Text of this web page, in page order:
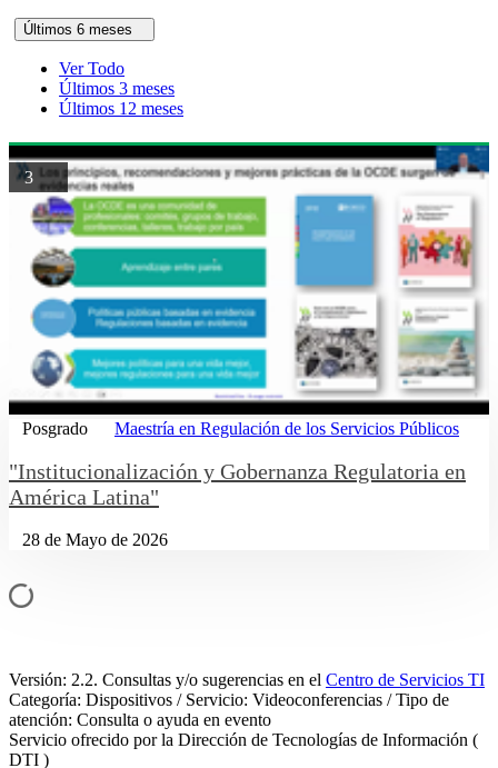
Últimos 6 meses
Ver Todo
Últimos 3 meses
Últimos 12 meses
3
Posgrado Maestría en Regulación de los Servicios Públicos
"Institucionalización y Gobernanza Regulatoria en
América Latina"
28 de Mayo de 2026
Versión: 2.2. Consultas y/o sugerencias en el Centro de Servicios TI
Categoría: Dispositivos / Servicio: Videoconferencias / Tipo de
atención: Consulta o ayuda en evento
Servicio ofrecido por la Dirección de Tecnologías de Información (
DTI )